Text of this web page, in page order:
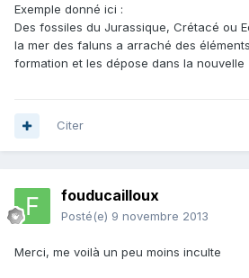
Exemple donné ici :
Des fossiles du Jurassique, Crétacé ou
la mer des faluns a arraché des
formation et les dépose dans la nouvelle
Citer
fouducailloux
Posté(e) 9 novembre 2013
Merci, me voilà un peu moins inculte